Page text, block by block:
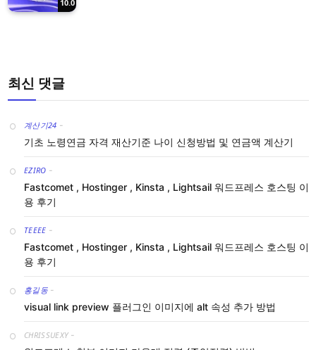
10.0
최신 댓글
계산기24 -
기초 노령연금 자격 재산기준 나이 신청방법 및 연금액 계산기
EZIRO -
Fastcomet , Hostinger , Kinsta , Lightsail 워드프레스 호스팅 이
용 후기
TEEEE -
Fastcomet , Hostinger , Kinsta , Lightsail 워드프레스 호스팅 이
용 후기
홍길동 -
visual link preview 플러그인 이미지에 alt 속성 추가 방법
CHRISSUEXY -